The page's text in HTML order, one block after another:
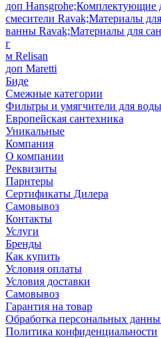
доп Hansgrohe;Комплектующие
смесители Ravak;Материалы
ванны Ravak;Материалы для
г
м Relisan
доп Maretti
Биде
Смежные категории
Фильтры и умягчители для воды
Европейская сантехника
Уникальные
Компания
О компании
Реквизиты
Парнтеры
Сертификаты Дилера
Самовывоз
Контакты
Услуги
Бренды
Как купить
Условия оплаты
Условия доставки
Самовывоз
Гарантия на товар
Обработка персональных
Политика конфиденциальности